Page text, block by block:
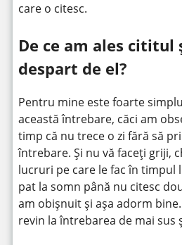
care o citesc.
De ce am ales cititul
despart de el?
Pentru mine este foarte
această întrebare, căci am
timp că nu trece o zi fără să
întrebare. Și nu vă faceți griji,
lucruri pe care le fac în timpul
pat la somn până nu citesc
am obișnuit și așa adorm
revin la întrebarea de mai sus